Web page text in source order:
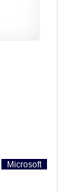
Microsoft